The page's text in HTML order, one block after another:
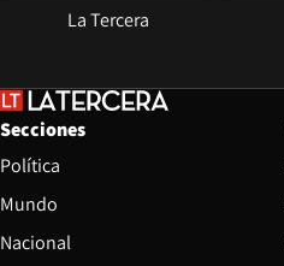
La Tercera
Secciones
Política
Mundo
Nacional